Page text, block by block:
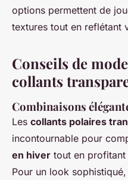
options permettent de
textures tout en reflétant
Conseils de
collants
Combinaisons
Les collants polaires
incontournable pour
en hiver tout en
Pour un look